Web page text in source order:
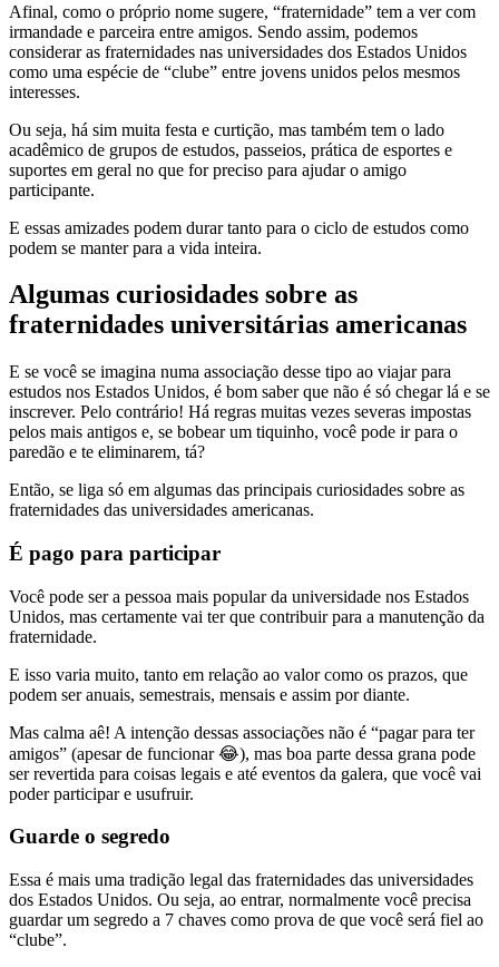
Afinal, como o próprio nome sugere, “fraternidade” tem a ver com
irmandade e parceira entre amigos. Sendo assim, podemos
considerar as fraternidades nas universidades dos Estados Unidos
como uma espécie de “clube” entre jovens unidos pelos mesmos
interesses.
Ou seja, há sim muita festa e curtição, mas também tem o lado
acadêmico de grupos de estudos, passeios, prática de esportes e
suportes em geral no que for preciso para ajudar o amigo
participante.
E essas amizades podem durar tanto para o ciclo de estudos como
podem se manter para a vida inteira.
Algumas curiosidades sobre as
fraternidades universitárias americanas
E se você se imagina numa associação desse tipo ao viajar para
estudos nos Estados Unidos, é bom saber que não é só chegar lá e se
inscrever. Pelo contrário! Há regras muitas vezes severas impostas
pelos mais antigos e, se bobear um tiquinho, você pode ir para o
paredão e te eliminarem, tá?
Então, se liga só em algumas das principais curiosidades sobre as
fraternidades das universidades americanas.
É pago para participar
Você pode ser a pessoa mais popular da universidade nos Estados
Unidos, mas certamente vai ter que contribuir para a manutenção da
fraternidade.
E isso varia muito, tanto em relação ao valor como os prazos, que
podem ser anuais, semestrais, mensais e assim por diante.
Mas calma aê! A intenção dessas associações não é “pagar para ter
amigos” (apesar de funcionar 😂), mas boa parte dessa grana pode
ser revertida para coisas legais e até eventos da galera, que você vai
poder participar e usufruir.
Guarde o segredo
Essa é mais uma tradição legal das fraternidades das universidades
dos Estados Unidos. Ou seja, ao entrar, normalmente você precisa
guardar um segredo a 7 chaves como prova de que você será fiel ao
“clube”.